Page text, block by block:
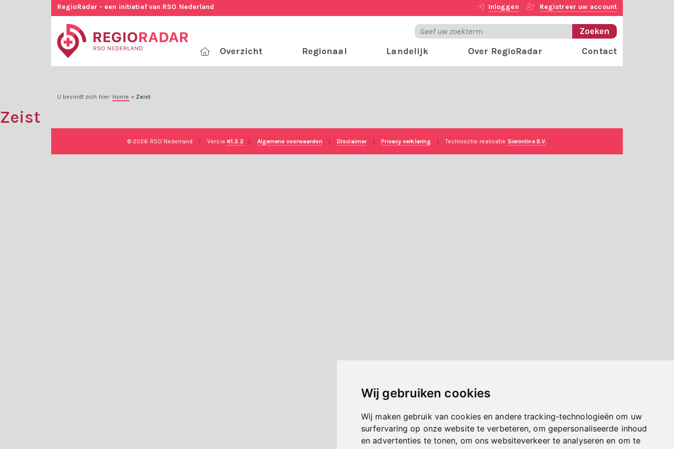
Wij gebruiken cookies
Wij maken gebruik van cookies en andere tracking-technologieën om uw
surfervaring op onze website te verbeteren, om gepersonaliseerde inhoud
en advertenties te tonen, om ons websiteverkeer te analyseren en om te
RegioRadar - een initiatief van RSO Nederland Inloggen Registreer uw account
Overzicht Regionaal Landelijk Over RegioRadar Contact
U bevindt zich hier: Home » Zeist
Zeist
© 2026 RSO Nederland Versie #1.2.2 Algemene voorwaarden Disclaimer Privacy verklaring Technische realisatie Sieronline B.V.